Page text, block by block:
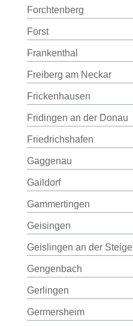
Forchtenberg
Forst
Frankenthal
Freiberg am Neckar
Frickenhausen
Fridingen an der Donau
Friedrichshafen
Gaggenau
Gaildorf
Gammertingen
Geisingen
Geislingen an der Steige
Gengenbach
Gerlingen
Germersheim